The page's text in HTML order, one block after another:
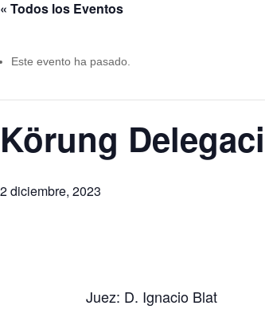
« Todos los Eventos
Este evento ha pasado.
Körung
2 diciembre, 2023
Juez: D. Ignacio Blat